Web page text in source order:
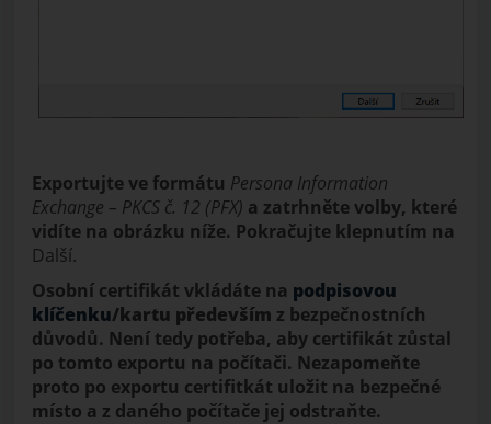
Exportujte ve formátu Persona Information
Exchange – PKCS č. 12 (PFX) a zatrhněte volby, které
vidíte na obrázku níže. Pokračujte klepnutím na
Další.
Osobní certifikát vkládáte na podpisovou
klíčenku/kartu především z bezpečnostních
důvodů. Není tedy potřeba, aby certifikát zůstal
po tomto exportu na počítači. Nezapomeňte
proto po exportu certifitkát uložit na bezpečné
místo a z daného počítače jej odstraňte.